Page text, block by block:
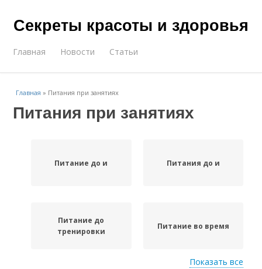
Секреты красоты и здоровья
Главная Новости Статьи
Главная » Питания при занятиях
Питания при занятиях
Питание до и Питания до и
Питание до
тренировки
Питание во время
Показать все